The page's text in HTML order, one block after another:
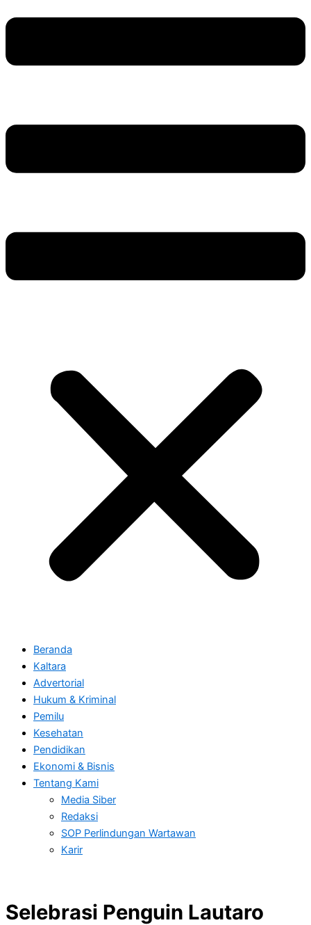
Beranda
Kaltara
Advertorial
Hukum & Kriminal
Pemilu
Kesehatan
Pendidikan
Ekonomi & Bisnis
Tentang Kami
Media Siber
Redaksi
SOP Perlindungan Wartawan
Karir
Selebrasi Penguin Lautaro